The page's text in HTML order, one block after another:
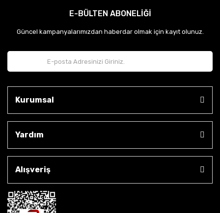
E-BÜLTEN ABONELİĞİ
Güncel kampanyalarımızdan haberdar olmak için kayıt olunuz.
Kurumsal
Yardım
Alışveriş